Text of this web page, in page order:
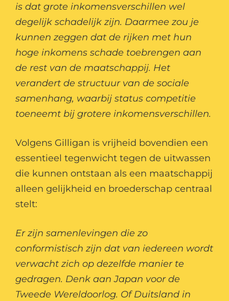
is dat grote inkomensverschillen wel
degelijk schadelijk zijn. Daarmee zou je
kunnen zeggen dat de rijken met hun
hoge inkomens schade toebrengen aan
de rest van de maatschappij. Het
verandert de structuur van de sociale
samenhang, waarbij status competitie
toeneemt bij grotere inkomensverschillen.
Volgens Gilligan is vrijheid bovendien een
essentieel tegenwicht tegen de uitwassen
die kunnen ontstaan als een maatschappij
alleen gelijkheid en broederschap centraal
stelt:
Er zijn samenlevingen die zo
conformistisch zijn dat van iedereen wordt
verwacht zich op dezelfde manier te
gedragen. Denk aan Japan voor de
Tweede Wereldoorlog. Of Duitsland in